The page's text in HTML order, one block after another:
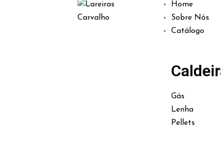
Home
Sobre Nós
Catálogo
Gás
Lenha
Pellets